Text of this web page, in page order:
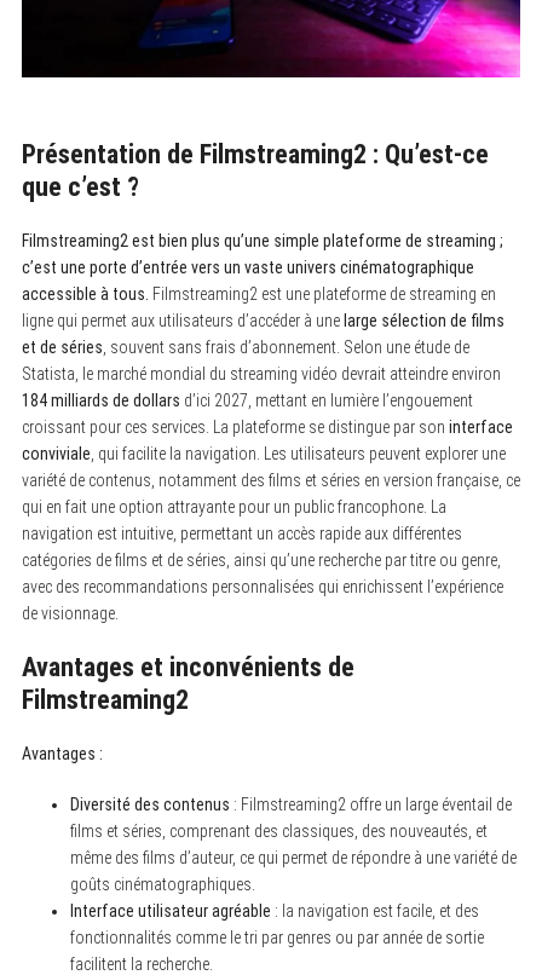
Présentation de Filmstreaming2 : Qu’est-ce
que c’est ?
Filmstreaming2 est bien plus qu’une simple plateforme de streaming ;
c’est une porte d’entrée vers un vaste univers cinématographique
accessible à tous. Filmstreaming2 est une plateforme de streaming en
ligne qui permet aux utilisateurs d’accéder à une large sélection de films
et de séries , souvent sans frais d’abonnement. Selon une étude de
Statista, le marché mondial du streaming vidéo devrait atteindre environ
184 milliards de dollars d’ici 2027, mettant en lumière l’engouement
croissant pour ces services. La plateforme se distingue par son interface
conviviale , qui facilite la navigation. Les utilisateurs peuvent explorer une
variété de contenus, notamment des films et séries en version française, ce
qui en fait une option attrayante pour un public francophone. La
navigation est intuitive, permettant un accès rapide aux différentes
catégories de films et de séries, ainsi qu’une recherche par titre ou genre,
avec des recommandations personnalisées qui enrichissent l’expérience
de visionnage.
Avantages et inconvénients de
Filmstreaming2
Avantages :
Diversité des contenus : Filmstreaming2 offre un large éventail de
films et séries, comprenant des classiques, des nouveautés, et
même des films d’auteur, ce qui permet de répondre à une variété de
goûts cinématographiques.
Interface utilisateur agréable : la navigation est facile, et des
fonctionnalités comme le tri par genres ou par année de sortie
facilitent la recherche.